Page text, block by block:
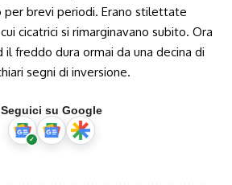
per brevi periodi. Erano stilettate
cicatrici si rimarginavano subito. Ora
il freddo dura ormai da una decina di
segni di inversione.
Seguici su Google